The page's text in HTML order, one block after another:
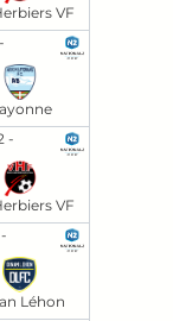
VF
-
VF
Léhon